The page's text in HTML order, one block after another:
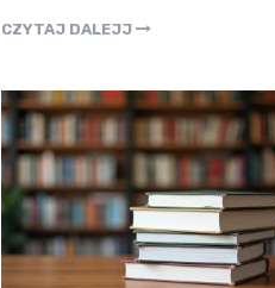
CZYTAJ DALEJJ